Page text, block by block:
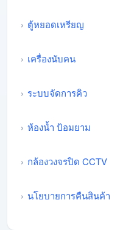
ตู้หยอดเหรียญ
เครื่องนับคน
ระบบจัดการคิว
ห้องน้ำ ป้อมยาม
กล้องวงจรปิด CCTV
นโยบายการคืนสินค้า